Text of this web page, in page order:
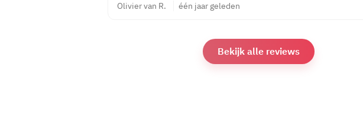
Olivier van R. één jaar geleden
Bekijk alle reviews